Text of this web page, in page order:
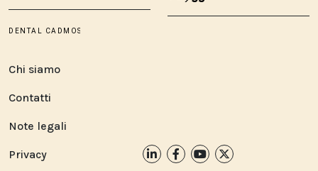
Chi siamo
Contatti
Note legali
Privacy